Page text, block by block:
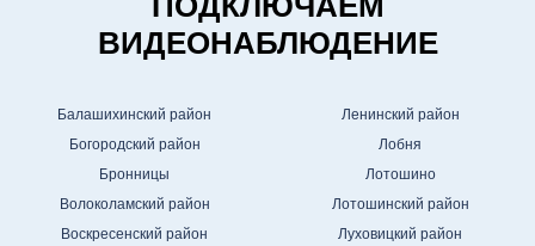
ВИДЕОНАБЛЮДЕНИЕ
Балашихинский район
Богородский район
Бронницы
Волоколамский район
Воскресенский район
Ленинский район
Лобня
Лотошино
Лотошинский район
Луховицкий район